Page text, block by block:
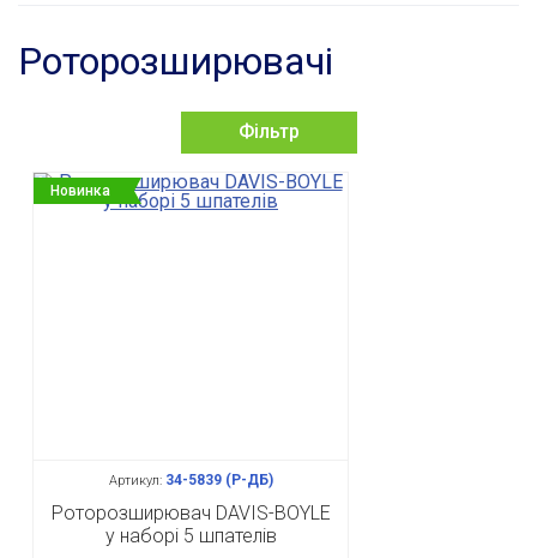
Роторозширювачі
Фільтр
Новинка
Артикул:34-5839 (Р-ДБ)
Роторозширювач DAVIS-BOYLE
у наборі 5 шпателів